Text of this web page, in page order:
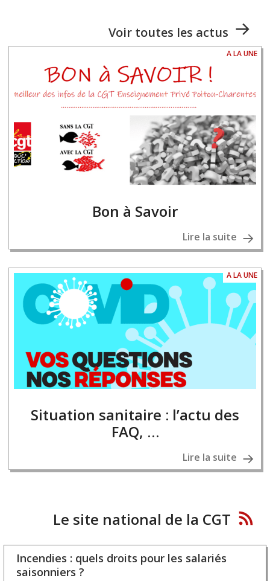
Voir toutes les actus
A LA UNE
Bon à Savoir
Lire la suite
A LA UNE
Situation sanitaire : l’actu des
FAQ, …
Lire la suite
Le site national de la CGT
Incendies : quels droits pour les salariés
saisonniers ?